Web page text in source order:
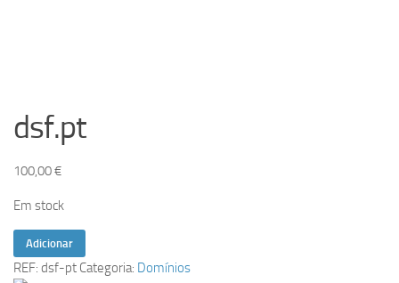
dsf.pt
100,00€
Em stock
Quantidade
de
Adicionar
REF: dsf-pt Categoria: Domínios